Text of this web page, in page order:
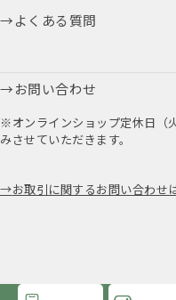
よくある質問
お問い合わせ
※オンラインショップ定休日（
みさせていただきます。
お取引に関するお問い合わせ